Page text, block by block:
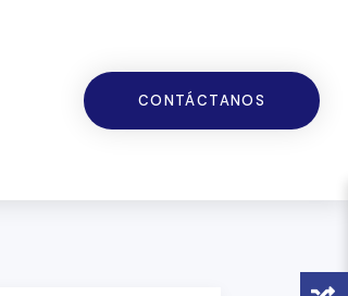
CONTÁCTANOS